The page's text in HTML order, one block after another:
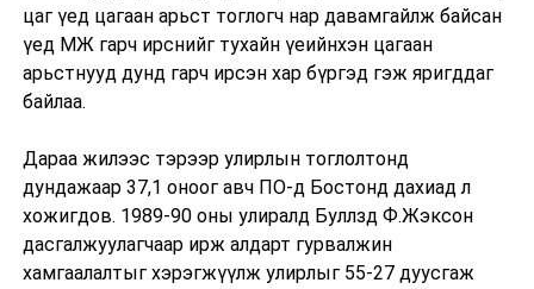
цаг үед цагаан арьст тоглогч нар давамгайлж байсан
үед МЖ гарч ирснийг тухайн үеийнхэн цагаан
арьстнууд дунд гарч ирсэн хар бүргэд гэж яригддаг
байлаа.
Дараа жилээс тэрээр улирлын тоглолтонд
дундажаар 37,1 оноог авч ПО-д Бостонд дахиад л
хожигдов. 1989-90 оны улиралд Буллзд Ф.Жэксон
дасгалжуулагчаар ирж алдарт гурвалжин
хамгаалалтыг хэрэгжүүлж улирлыг 55-27 дуусгаж